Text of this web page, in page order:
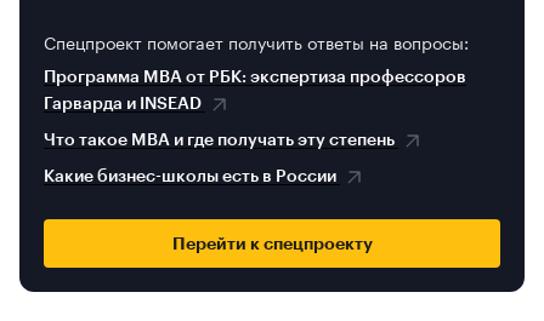
Спецпроект помогает получить ответы на вопросы:
Программа MBA от РБК: экспертиза профессоров
Гарварда и INSEAD
Что такое MBA и где получать эту степень
Какие бизнес-школы есть в России
Перейти к спецпроекту